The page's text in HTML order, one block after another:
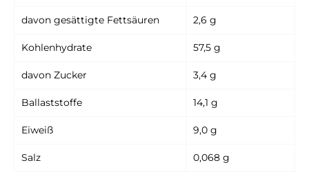
davon gesättigte Fettsäuren 2,6 g
Kohlenhydrate 57,5 g
davon Zucker 3,4 g
Ballaststoffe 14,1 g
Eiweiß 9,0 g
Salz 0,068 g